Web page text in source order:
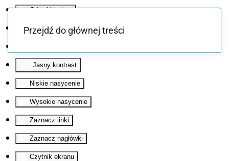
Odwróć kolory
Monochromatyczny
Jasny kontrast
Niskie nasycenie
Wysokie nasycenie
Zaznacz linki
Zaznacz nagłówki
Czytnik ekranu
Przejdź do głównej treści